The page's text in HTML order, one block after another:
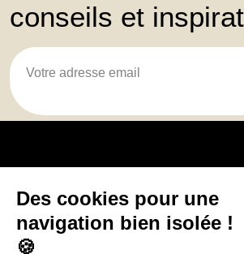
conseils et
Trouver une agence